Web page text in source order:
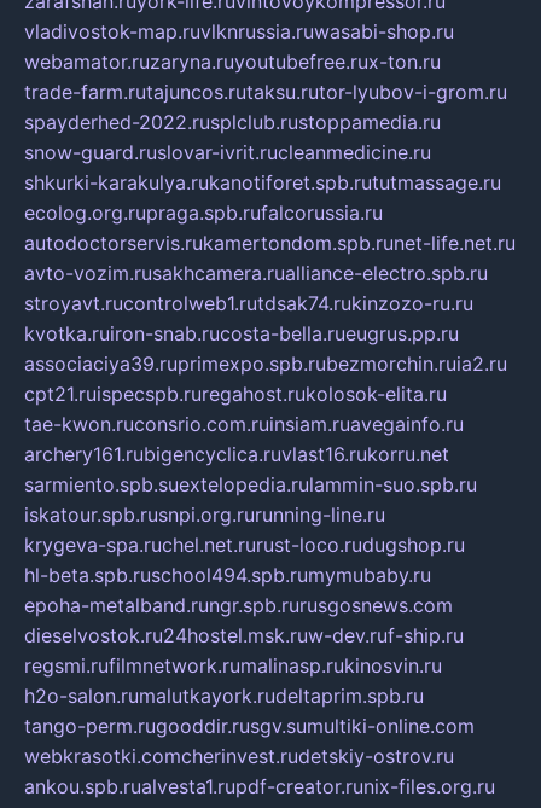
vladivostok-map.ruvlknrussia.ruwasabi-shop.ru
webamator.ruzaryna.ruyoutubefree.rux-ton.ru
trade-farm.rutajuncos.rutaksu.rutor-lyubov-i-grom.ru
spayderhed-2022.rusplclub.rustoppamedia.ru
snow-guard.ruslovar-ivrit.rucleanmedicine.ru
shkurki-karakulya.rukanotiforet.spb.rututmassage.ru
ecolog.org.rupraga.spb.rufalcorussia.ru
autodoctorservis.rukamertondom.spb.runet-life.net.ru
avto-vozim.rusakhcamera.rualliance-electro.spb.ru
stroyavt.rucontrolweb1.rutdsak74.rukinzozo-ru.ru
kvotka.ruiron-snab.rucosta-bella.rueugrus.pp.ru
associaciya39.ruprimexpo.spb.rubezmorchin.ruia2.ru
cpt21.ruispecspb.ruregahost.rukolosok-elita.ru
tae-kwon.ruconsrio.com.ruinsiam.ruavegainfo.ru
archery161.rubigencyclica.ruvlast16.rukorru.net
sarmiento.spb.suextelopedia.rulammin-suo.spb.ru
iskatour.spb.rusnpi.org.rurunning-line.ru
krygeva-spa.ruchel.net.rurust-loco.rudugshop.ru
hl-beta.spb.ruschool494.spb.rumymubaby.ru
epoha-metalband.rungr.spb.rurusgosnews.com
dieselvostok.ru24hostel.msk.ruw-dev.ruf-ship.ru
regsmi.rufilmnetwork.rumalinasp.rukinosvin.ru
h2o-salon.rumalutkayork.rudeltaprim.spb.ru
tango-perm.rugooddir.rusgv.sumultiki-online.com
webkrasotki.comcherinvest.rudetskiy-ostrov.ru
ankou.spb.rualvesta1.rupdf-creator.runix-files.org.ru